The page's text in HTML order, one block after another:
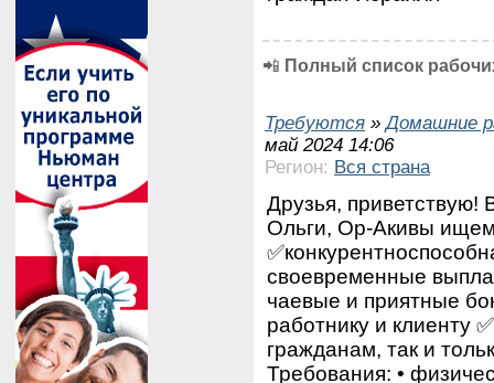
📲 Полный список
Требуются »Домашние
май 2024 14:06
Регион: Вся страна
Друзья, приветствую!
Ольги, Ор-Акивы
своевременные
чаевые и приятные
работнику и клиенту
гражданам, так и
Требования: •⁠